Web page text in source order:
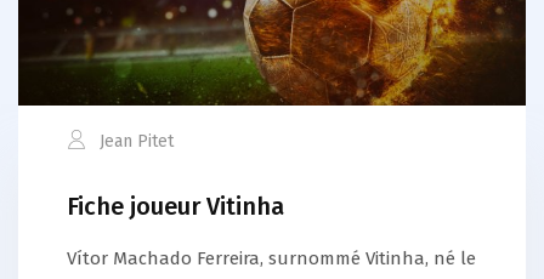
Jean Pitet
Fiche joueur Vitinha
Vítor Machado Ferreira, surnommé Vitinha, né le